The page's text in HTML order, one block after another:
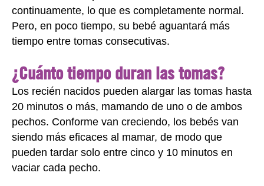
continuamente, lo que es completamente normal.
Pero, en poco tiempo, su bebé aguantará más
tiempo entre tomas consecutivas.
¿Cuánto tiempo duran las tomas?
Los recién nacidos pueden alargar las tomas hasta
20 minutos o más, mamando de uno o de ambos
pechos. Conforme van creciendo, los bebés van
siendo más eficaces al mamar, de modo que
pueden tardar solo entre cinco y 10 minutos en
vaciar cada pecho.